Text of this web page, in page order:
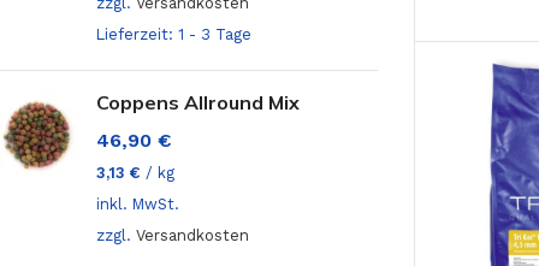
Mehr über das alpha Ernährungskonzept
alpha add-on color
alpha ice
ALPHA KOI FUTTER
3 und
alpha
alpha
alpha
Lieferzeit: 1 - 3 Tage
Coppens Allround Mix
46,90 €
3,13 € / kg
inkl. MwSt.
zzgl. Versandkosten